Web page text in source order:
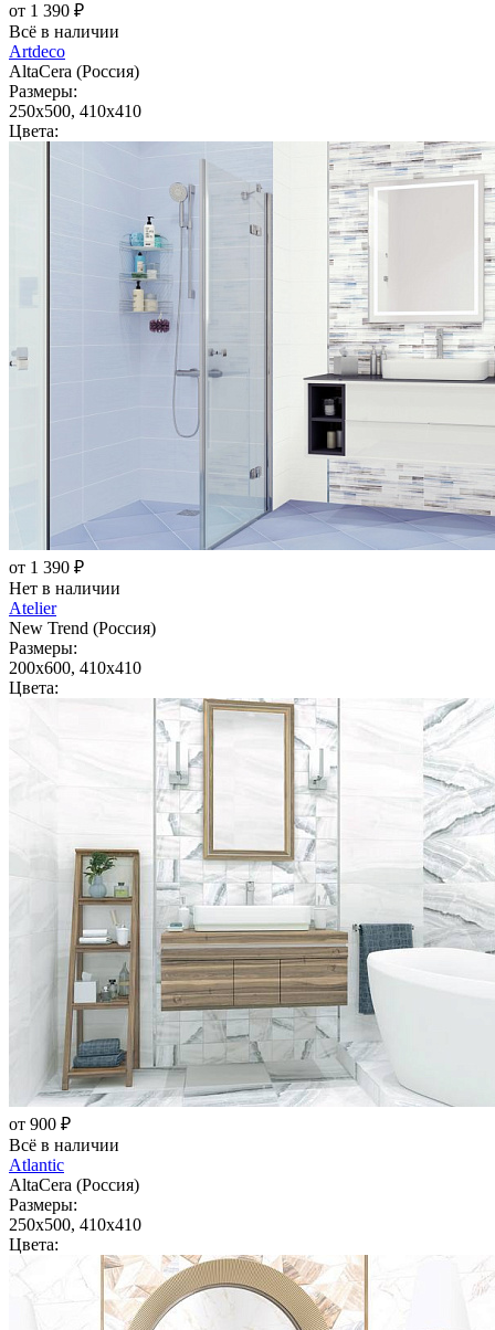
от 1 390 ₽
Всё в наличии
Artdeco
AltaCera (Россия)
Размеры:
250x500, 410x410
Цвета:
от 1 390 ₽
Нет в наличии
Atelier
New Trend (Россия)
Размеры:
200x600, 410x410
Цвета:
от 900 ₽
Всё в наличии
Atlantic
AltaCera (Россия)
Размеры:
250x500, 410x410
Цвета: